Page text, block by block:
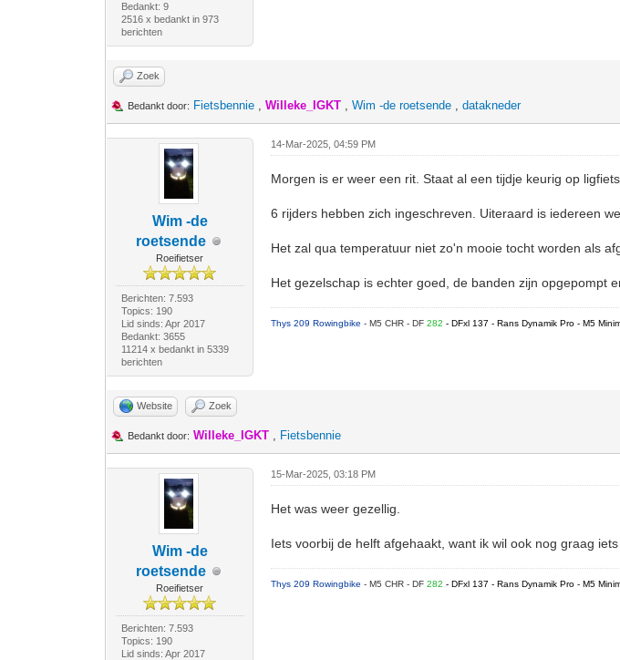
Bedankt: 9
2516 x bedankt in 973
berichten
Zoek
Bedankt door: Fietsbennie ,Willeke_IGKT ,Wim -de roetsende ,datakneder
Wim -de
roetsende
Roeifietser
Berichten: 7.593
Topics: 190
Lid sinds: Apr 2017
Bedankt: 3655
11214 x bedankt in 5339
berichten
14-Mar-2025, 04:59 PM
Morgen is er weer een rit. Staat al een tijdje keurig op
6 rijders hebben zich ingeschreven. Uiteraard is iedereen
Het zal qua temperatuur niet zo'n mooie tocht worden als
Het gezelschap is echter goed, de banden zijn opgepompt
Thys 209 Rowingbike- M5 CHR - DF282- DFxl 137 - Rans Dynamik Pro - M5
Website Zoek
Bedankt door: Willeke_IGKT , Fietsbennie
Wim -de
roetsende
Roeifietser
Berichten: 7.593
Topics: 190
Lid sinds: Apr 2017
15-Mar-2025, 03:18 PM
Het was weer gezellig.
Iets voorbij de helft afgehaakt, want ik wil ook nog graag
Thys 209 Rowingbike- M5 CHR - DF282- DFxl 137 - Rans Dynamik Pro - M5